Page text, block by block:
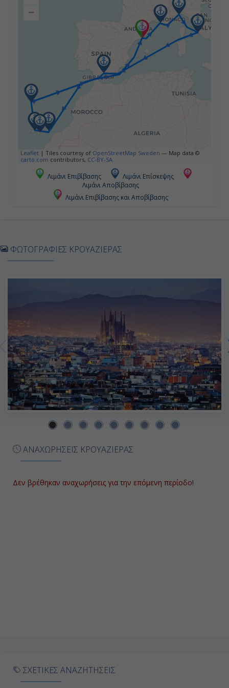
Ημέρα 4η
Τσιβιταβέκια - Ρώμη, Ιταλία
18:00
Εν Πλω
Μάλαγα, Ισπανία
08:00
17:00
Ημέρα 8η
−
Leaflet | Tiles courtesy of OpenStreetMap Sweden — Map data ©
carto.com contributors, CC-BY-SA
Λιμάνι Επιβίβασης
Λιμάνι Επίσκεψης
Λιμάνι Αποβίβασης
Λιμάνι Επιβίβασης και Αποβίβασης
ΑΝΑΧΩΡΗΣΕΙΣ ΚΡΟΥΑΖΙΕΡΑΣ
Δεν βρέθηκαν αναχωρήσεις για την επόμενη περίοδο!
ΦΩΤΟΓΡΑΦΙΕΣ ΚΡΟΥΑΖΙΕΡΑΣ
ΣΧΕΤΙΚΕΣ ΑΝΑΖΗΤΗΣΕΙΣ